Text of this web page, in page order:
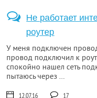
Не работает
роутер
У меня подключен
провод подключил к
спокойно нашел сеть
пытаюсь через ...
12.07.16
17